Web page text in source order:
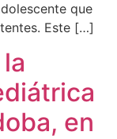
que
Este […]
en